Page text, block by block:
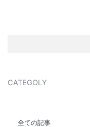
CATEGOLY
全ての記事